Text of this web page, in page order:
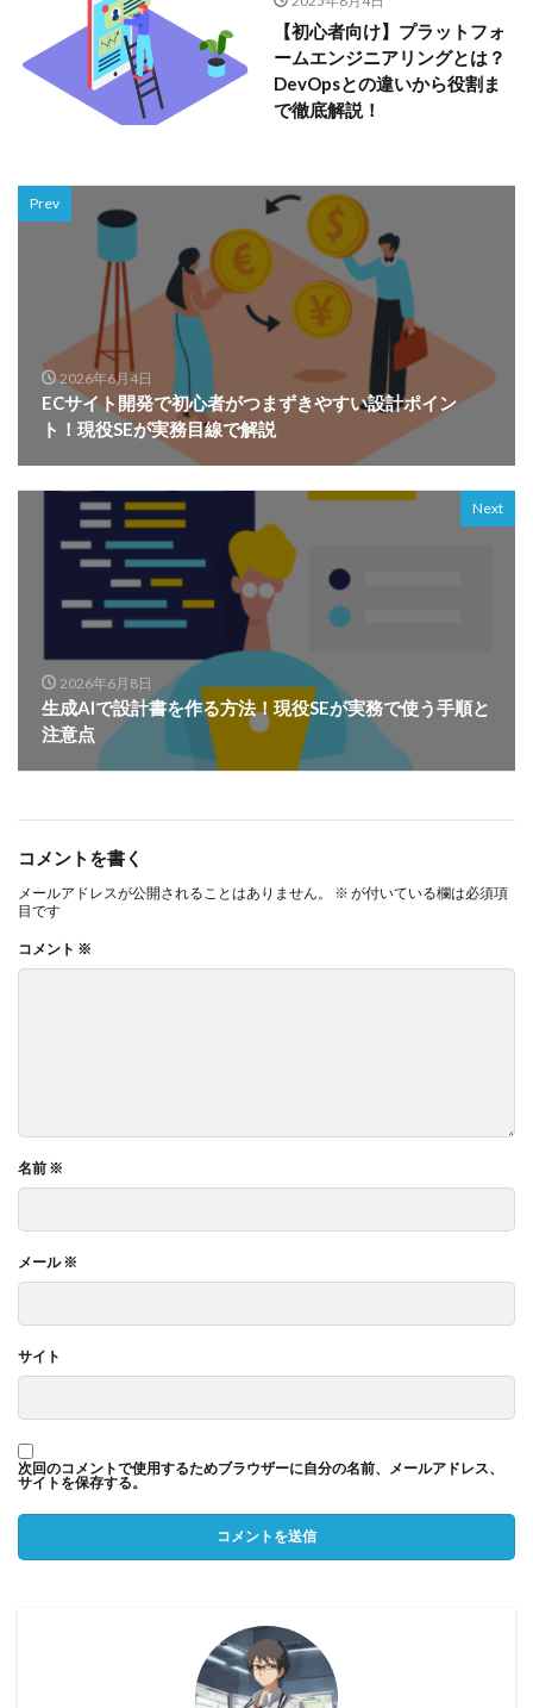
【初心者向け】プラットフォ
ームエンジニアリングとは？
DevOpsとの違いから役割ま
で徹底解説！
Prev
2026年6月4日
ECサイト開発で初心者がつまずきやすい設計ポイン
ト！現役SEが実務目線で解説
Next
2026年6月8日
生成AIで設計書を作る方法！現役SEが実務で使う手順と
注意点
コメントを書く
メールアドレスが公開されることはありません。 ※ が付いている欄は必須項
目です
コメント ※
名前 ※
メール※
サイト
次回のコメントで使用するためブラウザーに自分の名前、メールアドレス、
サイトを保存する。